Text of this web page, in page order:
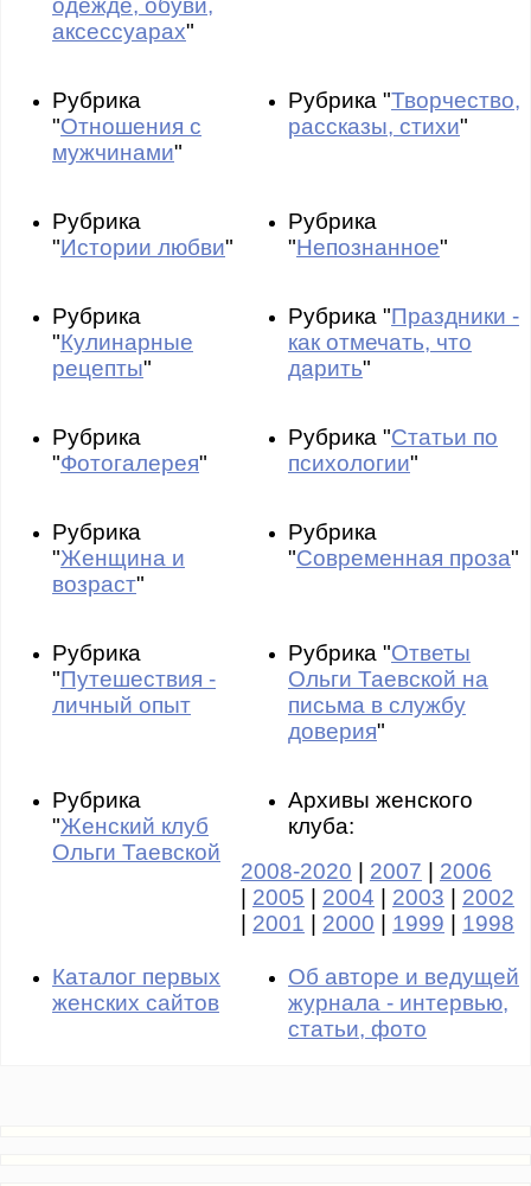
одежде, обуви,
аксессуарах"
Рубрика
"Отношения с
мужчинами"
Рубрика "Творчество,
рассказы, стихи"
Рубрика
"Истории любви"
Рубрика
"Непознанное"
Рубрика
"Кулинарные
рецепты"
Рубрика "Праздники -
как отмечать, что
дарить"
Рубрика
"Фотогалерея"
Рубрика "Статьи по
психологии"
Рубрика
"Женщина и
возраст"
Рубрика
"Современная проза"
Рубрика
"Путешествия -
личный опыт
Рубрика "Ответы
Ольги Таевской на
письма в службу
доверия"
Рубрика
"Женский клуб
Ольги Таевской
Архивы женского
клуба:
2008-2020
2007
2006
2005 2004 2003
2002
2001 2000 1999 1998
Каталог первых
женских сайтов
Об авторе и ведущей
журнала - интервью,
статьи, фото